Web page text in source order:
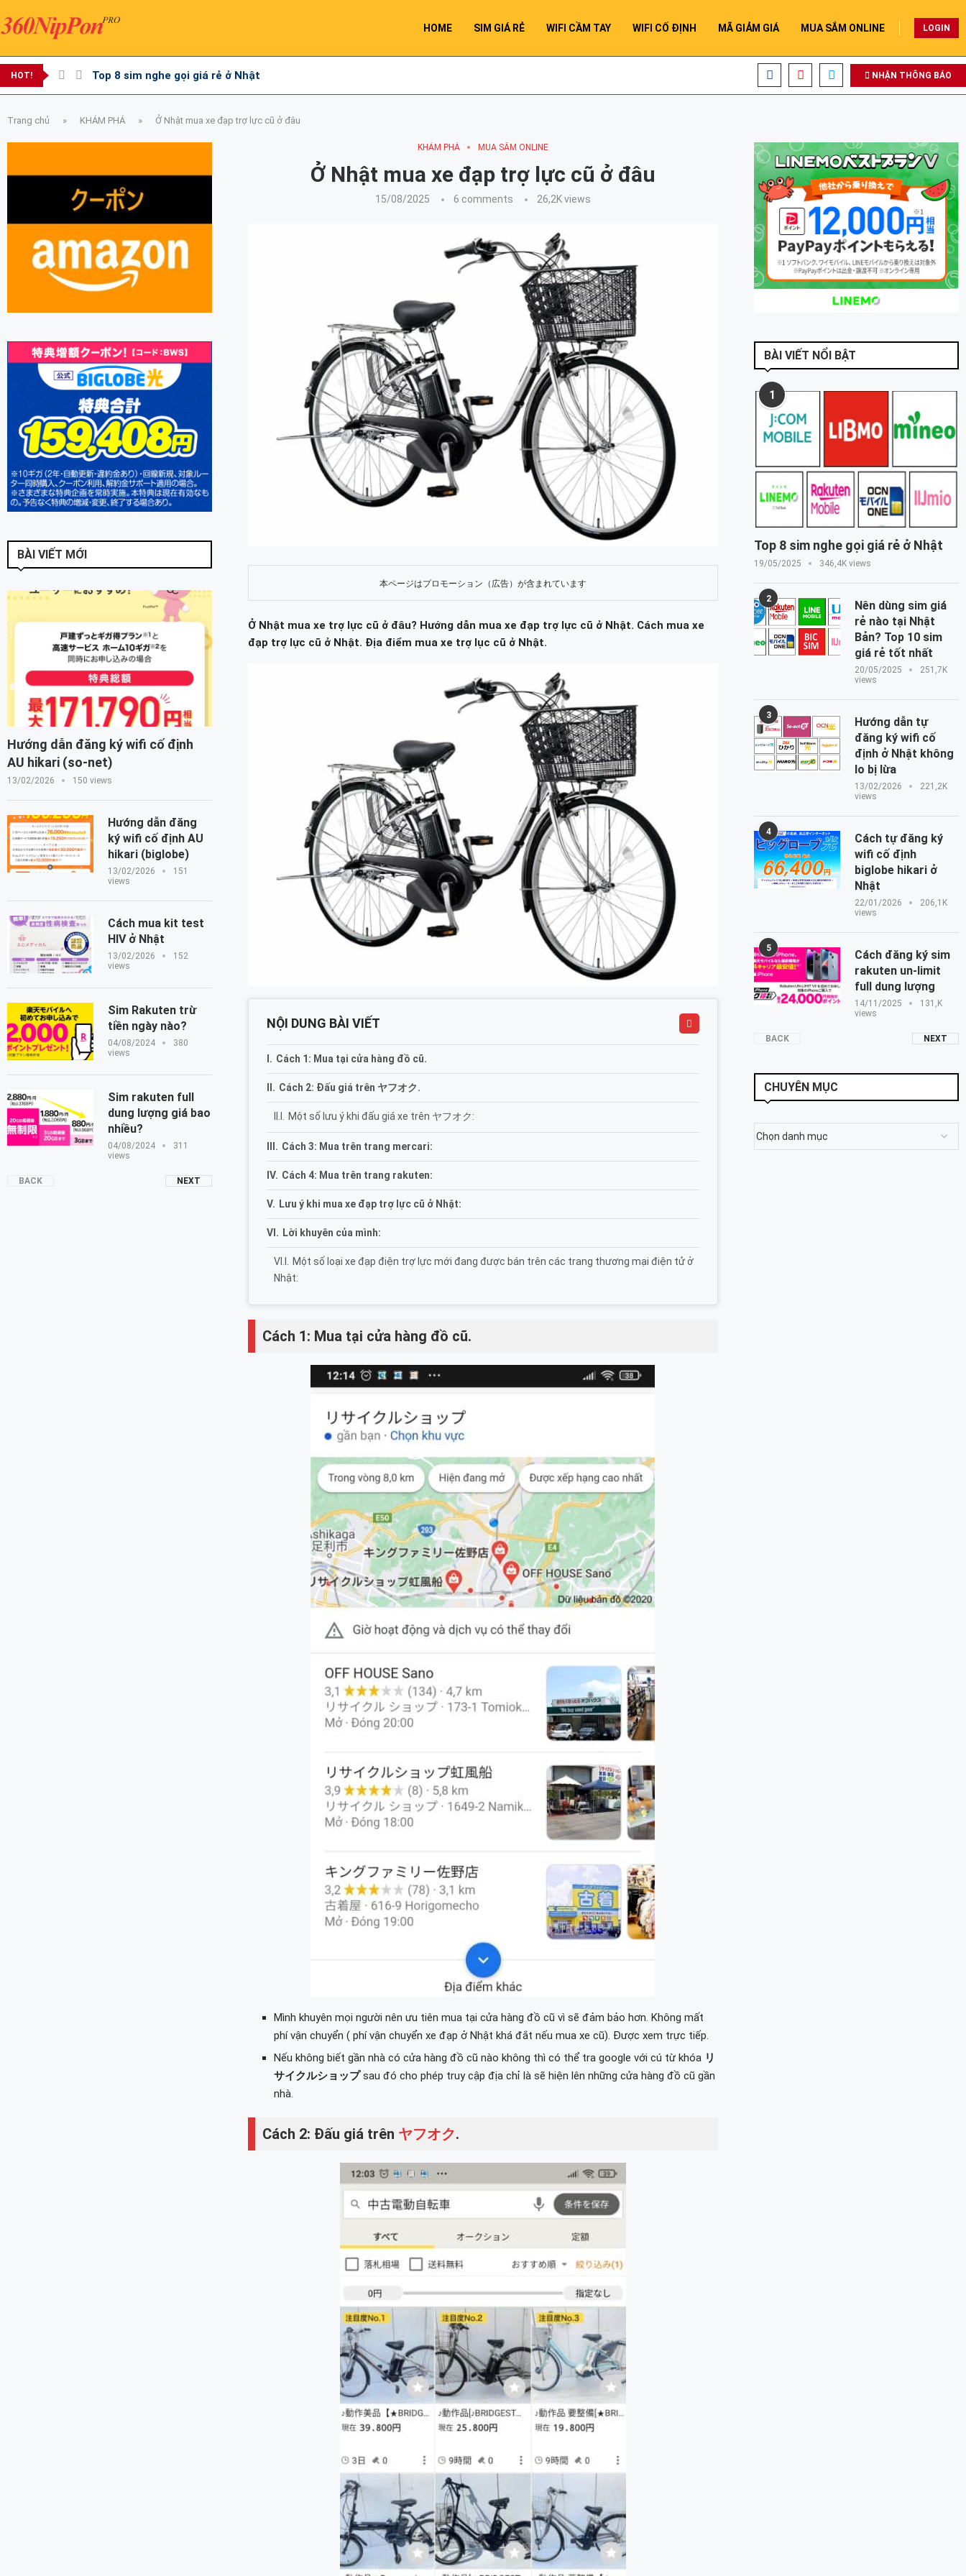
HOME SIM GIÁ RẺ WIFI CẦM TAY WIFI CỐ ĐỊNH MÃ GIẢM GIÁ MUA SẮM ONLINE LOGIN
HOT! Top 8 sim nghe gọi giá rẻ ở Nhật NHẬN THÔNG BÁO
Trang chủ » KHÁM PHÁ » Ở Nhật mua xe đạp trợ lực cũ ở đâu
KHÁM PHÁ MUA SẮM ONLINE
Ở Nhật mua xe đạp trợ lực cũ ở đâu
15/08/2025 6 comments 26,2Kviews
本ページはプロモーション（広告）が含まれています
Ở Nhật mua xe trợ lực cũ ở đâu? Hướng dẫn mua xe đạp trợ lực cũ ở Nhật. Cách mua xe
đạp trợ lực cũ ở Nhật. Địa điểm mua xe trợ lục cũ ở Nhật.
NỘI DUNG BÀI VIẾT
Cách 1: Mua tại cửa hàng đồ cũ.
Cách 2: Đấu giá trên ヤフオク.
Một số lưu ý khi đấu giá xe trên ヤフオク:
Cách 3: Mua trên trang mercari:
Cách 4: Mua trên trang rakuten:
Lưu ý khi mua xe đạp trợ lực cũ ở Nhật:
Lời khuyên của mình:
Một số loại xe đạp điện trợ lực mới đang được bán trên các trang thương mại điện tử ở
Nhật:
Cách 1: Mua tại cửa hàng đồ cũ.
Mình khuyên mọi người nên ưu tiên mua tại cửa hàng đồ cũ vì sẽ đảm bảo hơn. Không mất
phí vận chuyển ( phí vận chuyển xe đạp ở Nhật khá đắt nếu mua xe cũ). Được xem trực tiếp.
Nếu không biết gần nhà có cửa hàng đồ cũ nào không thì có thể tra google với cú từ khóa リ
サイクルショップsau đó cho phép truy cập địa chỉ là sẽ hiện lên những cửa hàng đồ cũ gần
nhà.
Cách 2: Đấu giá trên ヤフオク.
BÀI VIẾT NỔI BẬT
1
Top 8 sim nghe gọi giá rẻ ở Nhật
19/05/2025 346,4K views
2
Nên dùng sim giá
rẻ nào tại Nhật
Bản? Top 10 sim
giá rẻ tốt nhất
20/05/2025
251,7K
views
3
Hướng dẫn tự
đăng ký wifi cố
định ở Nhật không
lo bị lừa
13/02/2026
221,2K
views
4
Cách tự đăng ký
wifi cố định
biglobe hikari ở
Nhật
22/01/2026
206,1K
views
5
Cách đăng ký sim
rakuten un-limit
full dung lượng
14/11/2025
131,K
views
BACK NEXT
CHUYÊN MỤC
BÀI VIẾT MỚI
Hướng dẫn đăng ký wifi cố định
AU hikari (so-net)
13/02/2026 150 views
Hướng dẫn đăng
ký wifi cố định AU
hikari (biglobe)
13/02/2026
151
views
Cách mua kit test
HIV ở Nhật
13/02/2026
152
views
Sim Rakuten trừ
tiền ngày nào?
04/08/2024
380
views
Sim rakuten full
dung lượng giá bao
nhiều?
04/08/2024
311
views
BACK NEXT